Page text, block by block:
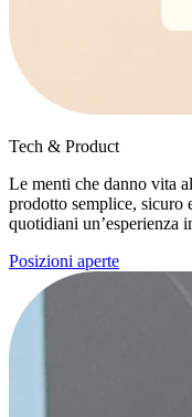
Tech & Product
Le menti che danno vita
prodotto semplice, sicuro
quotidiani un’esperienza
Posizioni aperte